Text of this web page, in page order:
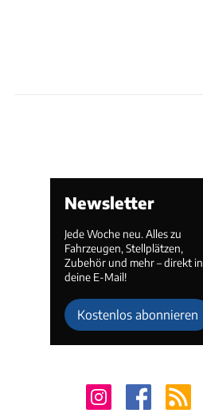
Newsletter
Jede Woche neu. Alles zu
Fahrzeugen, Stellplätzen,
Zubehör und mehr – direkt in
deine E-Mail!
Kostenlos abonnieren